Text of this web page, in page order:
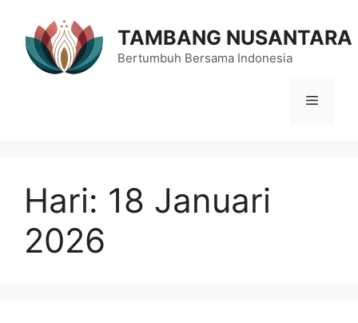
TAMBANG NUSANTARA
Bertumbuh Bersama Indonesia
Menu
Hari: 18 Januari
2026